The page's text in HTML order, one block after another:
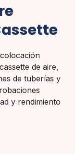
de aire,
de tuberías y
y rendimiento